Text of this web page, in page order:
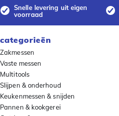
Snelle levering uit eigen
voorraad
categorieën
Zakmessen
Vaste messen
Multitools
Slijpen & onderhoud
Keukenmessen & snijden
Pannen & kookgerei